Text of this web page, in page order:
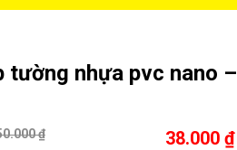
tường nhựa pvc nano –
₫ 38.000 ₫